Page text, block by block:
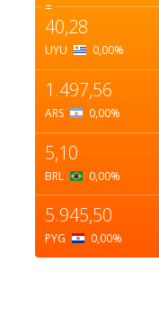
=
40,28
UYU 0,00%
1.497,56
ARS 0,00%
5,10
BRL 0,00%
5.945,50
PYG 0,00%